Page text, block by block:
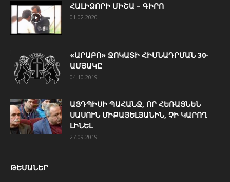
ՀԱԼԻՁՈՐԻ ՄԻՇԱ – ԳԻՐՈ
01.02.2020
«ԱՐԱԲՈ» ՋՈԿԱՏԻ ՀԻՄՆԱԴՐՄԱՆ 30-
ԱՄՅԱԿԸ
04.10.2019
ԱՅԴՊԻՍԻ ՊԱՀԱՆՋ, ՈՐ ՀԵՌԱՑՆԵՆ
ՍԱՍՈՒՆ ՄԻՔԱՅԵԼՅԱՆԻՆ, ՉԻ ԿԱՐՈՂ
ԼԻՆԵԼ
27.09.2019
ԹԵՄԱՆԵՐ